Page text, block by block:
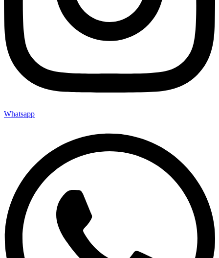
Whatsapp